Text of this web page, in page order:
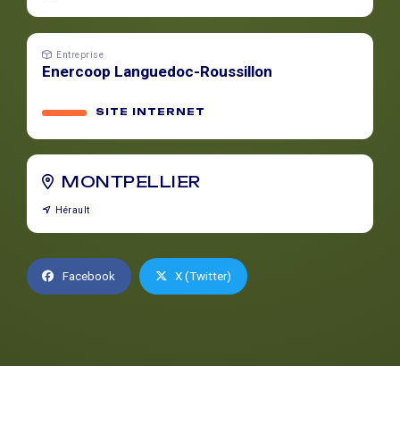
Entreprise
Enercoop Languedoc-Roussillon
SITE INTERNET
MONTPELLIER
Hérault
Facebook X (Twitter)